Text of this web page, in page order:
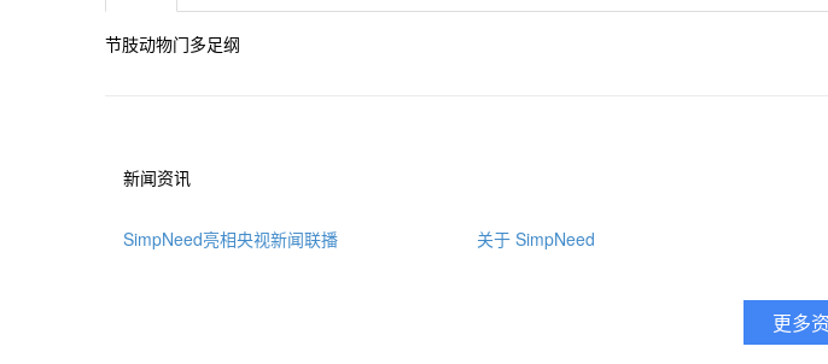
节肢动物门多足纲
新闻资讯
SimpNeed亮相央视新闻联播 关于 SimpNeed